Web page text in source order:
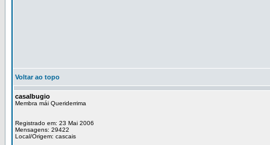
Voltar ao topo
casalbugio
Membra mái Queriderrima
Registrado em: 23 Mai 2006
Mensagens: 29422
Local/Origem: cascais